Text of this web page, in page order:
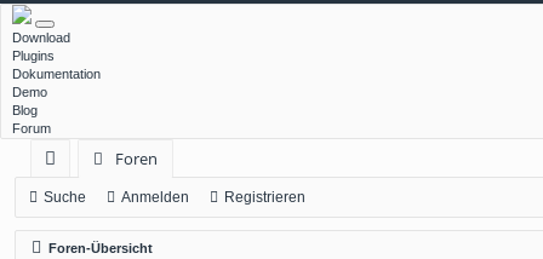
Download
Plugins
Dokumentation
Demo
Blog
Forum
ch
ne
Foren
Suche Anmelden Registrieren
Foren-Übersicht